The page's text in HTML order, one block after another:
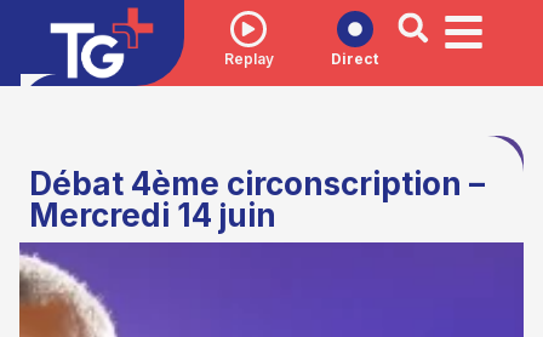
Replay Direct
Débat 4ème circonscription –
Mercredi 14 juin